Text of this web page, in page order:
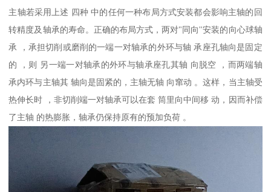
主轴若采用上述 四种 中的任何一种布局方式安装都会影响主轴的回
转精度及轴承的寿命。正确的布局方式，两对"同向''安装的向心球轴
承 ，承担切削或磨削的一端一对轴承的外环与轴 承座孔轴向是固定
的 ，则 另一端一对轴承的外环与轴承座孔其轴 向脱空 ，而两端轴
承内环与主轴其 轴向是固紧的，主轴无轴 向窜动 。这样，当主轴受
热伸长时 ，非切削端一对轴承可以在套 筒里向中间移 动，因而补偿
了主轴 的热膨胀，轴承仍保持原有的预加负荷 。